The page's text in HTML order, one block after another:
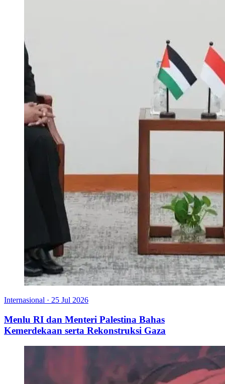
Internasional · 25 Jul 2026
Menlu RI dan Menteri Palestina Bahas
Kemerdekaan serta Rekonstruksi Gaza